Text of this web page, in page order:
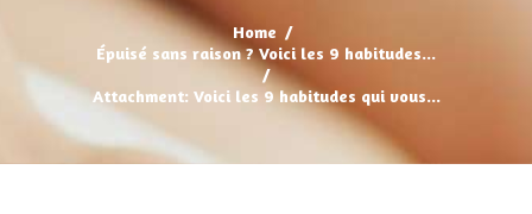
Home
Épuisé sans raison ? Voici les 9 habitudes...
Attachment: Voici les 9 habitudes qui vous...